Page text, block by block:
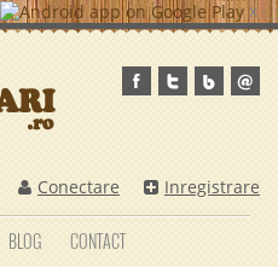
x
Conectare Inregistrare
BLOG CONTACT